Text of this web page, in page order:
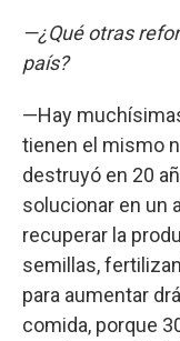
—¿Qué otras
país?
—Hay
tienen el mismo
destruyó en 20
solucionar en un
recuperar la
semillas,
para aumentar
comida, porque